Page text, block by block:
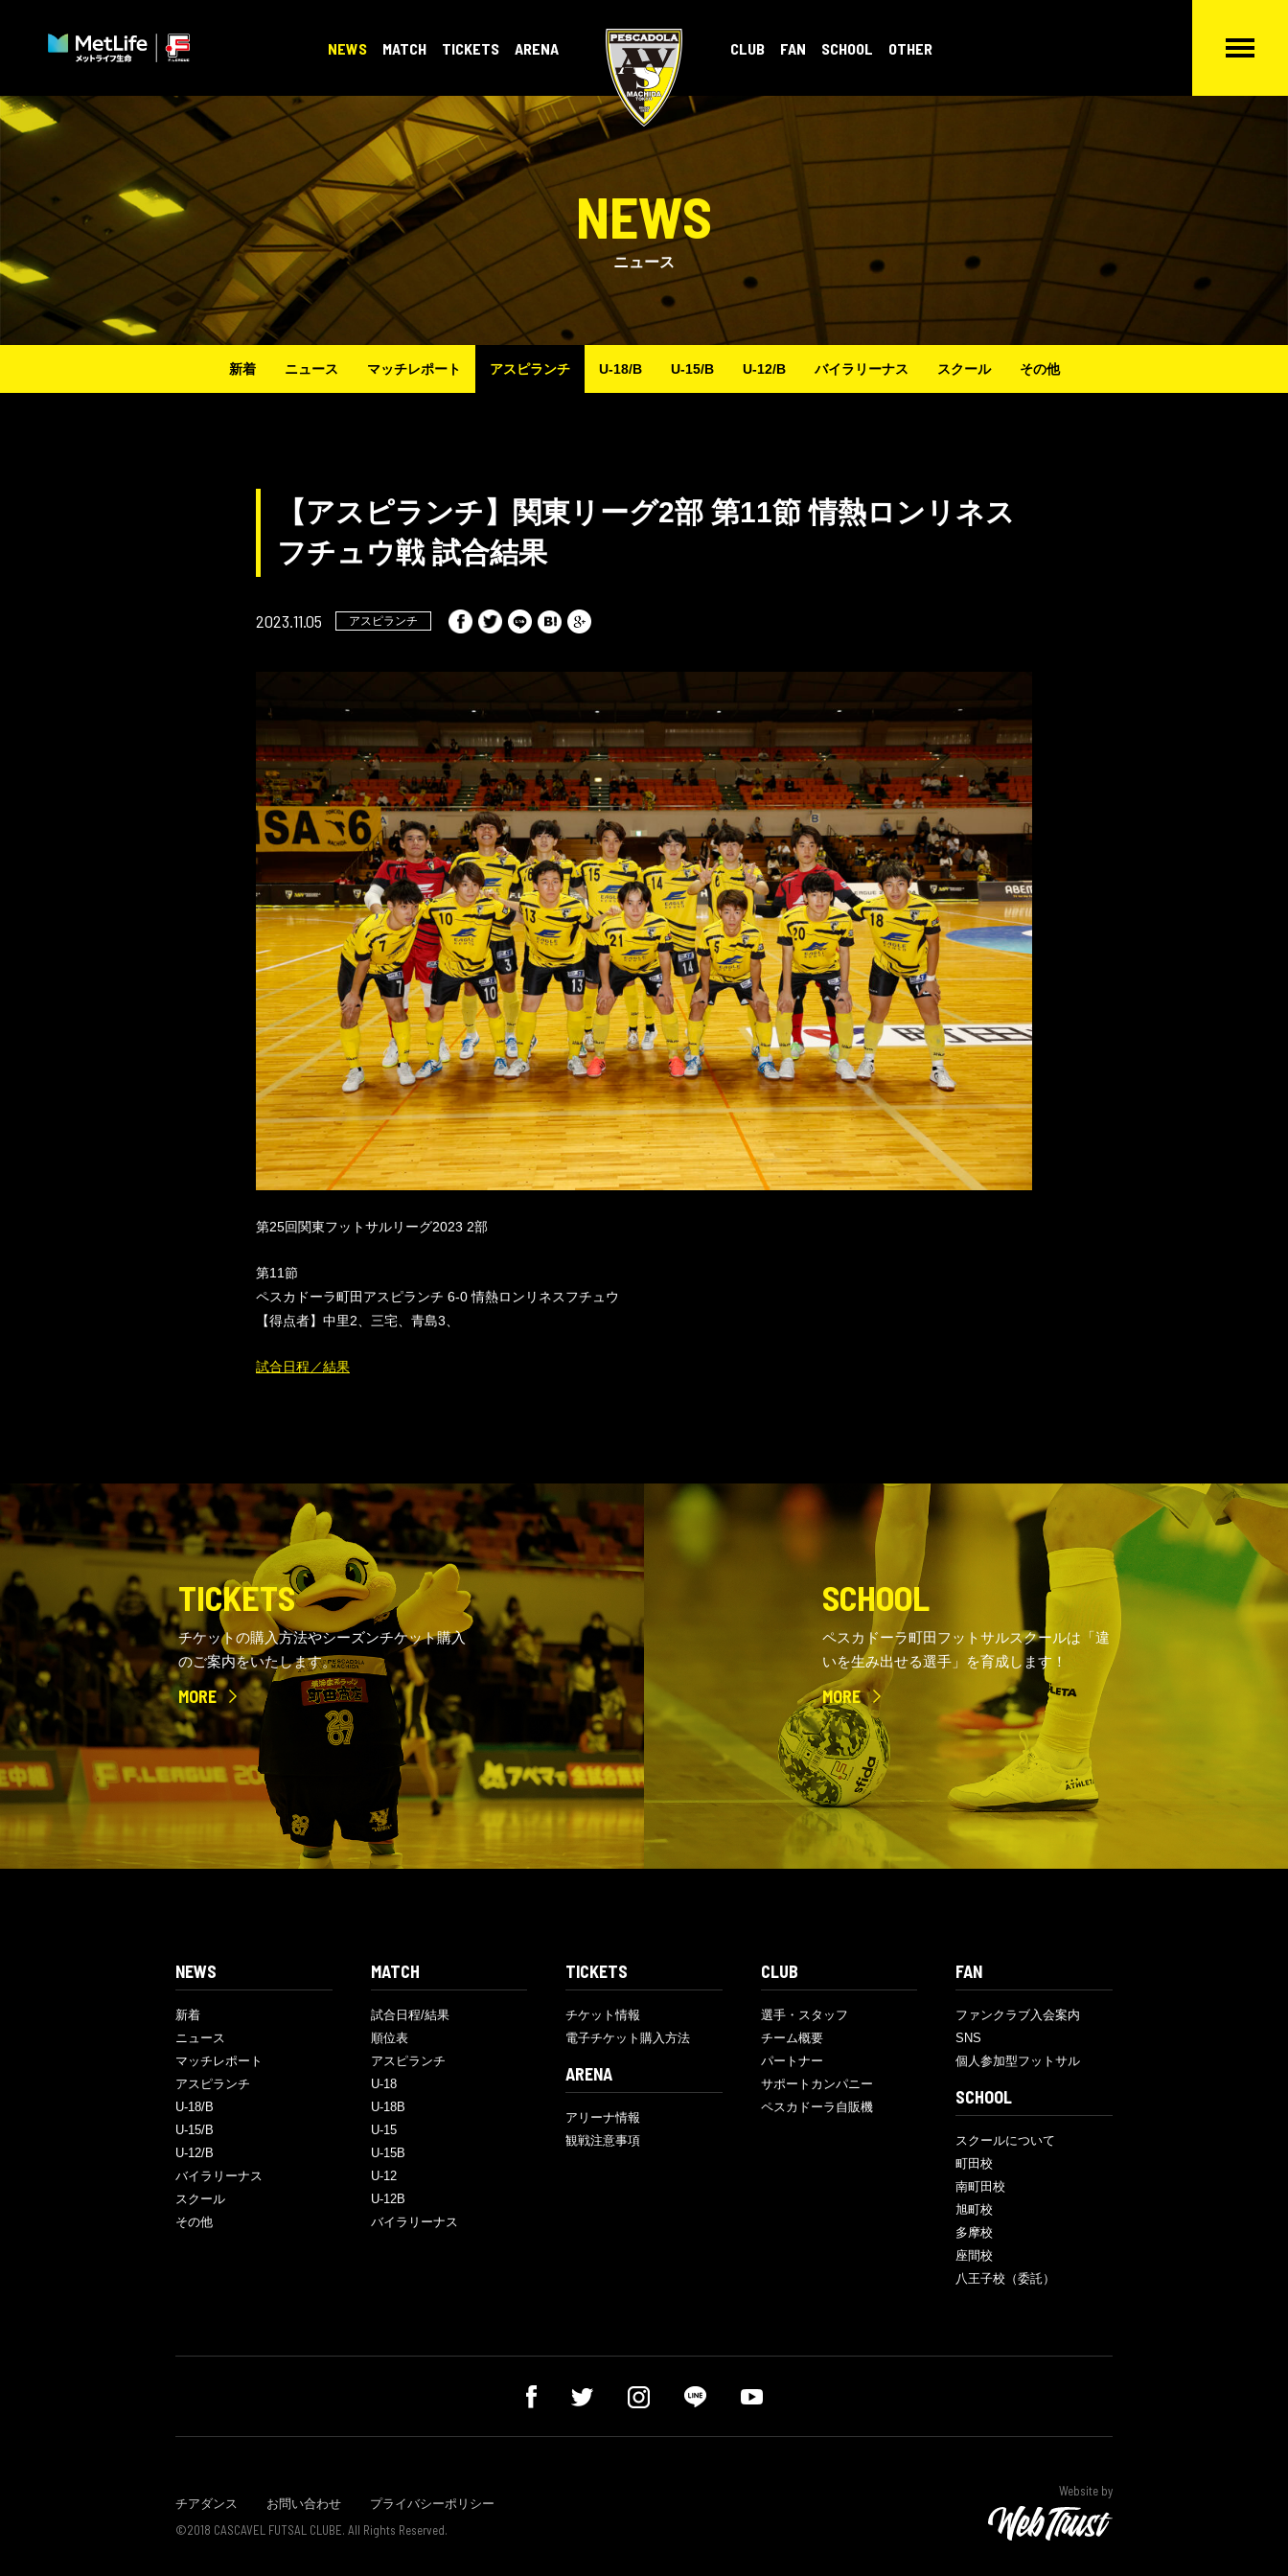
NEWS MATCH TICKETS ARENA CLUB FAN SCHOOL OTHER
NEWS
ニュース
新着 ニュース マッチレポート アスピランチ U-18/B U-15/B U-12/B バイラリーナス スクール その他
【アスピランチ】関東リーグ2部 第11節 情熱ロンリネス
フチュウ戦 試合結果
2023.11.05 アスピランチ
第25回関東フットサルリーグ2023 2部
第11節
ペスカドーラ町田アスピランチ 6-0 情熱ロンリネスフチュウ
【得点者】中里2、三宅、青島3、
試合日程／結果
TICKETS
チケットの購入方法やシーズンチケット購入
のご案内をいたします。
MORE
SCHOOL
ペスカドーラ町田フットサルスクールは「違
いを生み出せる選手」を育成します！
MORE
NEWS
新着
ニュース
マッチレポート
アスピランチ
U-18/B
U-15/B
U-12/B
バイラリーナス
スクール
その他
MATCH
試合日程/結果
順位表
アスピランチ
U-18
U-18B
U-15
U-15B
U-12
U-12B
バイラリーナス
TICKETS
チケット情報
電子チケット購入方法
ARENA
アリーナ情報
観戦注意事項
CLUB
選手・スタッフ
チーム概要
パートナー
サポートカンパニー
ペスカドーラ自販機
FAN
ファンクラブ入会案内
SNS
個人参加型フットサル
SCHOOL
スクールについて
町田校
南町田校
旭町校
多摩校
座間校
八王子校（委託）
チアダンス お問い合わせ プライバシーポリシー
©2018 CASCAVEL FUTSAL CLUBE. All Rights Reserved.
Website by